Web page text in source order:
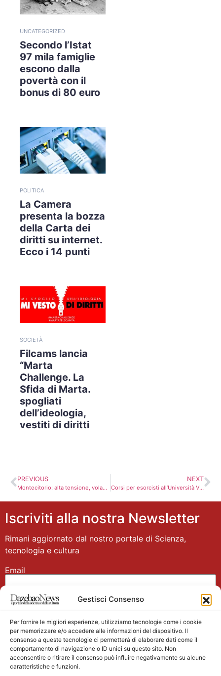
Gestisci Consenso
Per fornire le migliori esperienze, utilizziamo tecnologie come i cookie
per memorizzare e/o accedere alle informazioni del dispositivo. Il
consenso a queste tecnologie ci permetterà di elaborare dati come il
comportamento di navigazione o ID unici su questo sito. Non
acconsentire o ritirare il consenso può influire negativamente su alcune
caratteristiche e funzioni.
UNCATEGORIZED
Secondo l’Istat
97 mila famiglie
escono dalla
povertà con il
bonus di 80 euro
POLITICA
La Camera
presenta la bozza
della Carta dei
diritti su internet.
Ecco i 14 punti
SOCIETÀ
Filcams lancia
“Marta
Challenge. La
Sfida di Marta.
spogliati
dell’ideologia,
vestiti di diritti
PREVIOUS
Montecitorio: alta tensione, volano insulti. La diretta in streaming
NEXT
Corsi per esorcisti all’Università Vaticana
Iscriviti alla nostra Newsletter
Rimani aggiornato dal nostro portale di Scienza,
tecnologia e cultura
Email
Nome